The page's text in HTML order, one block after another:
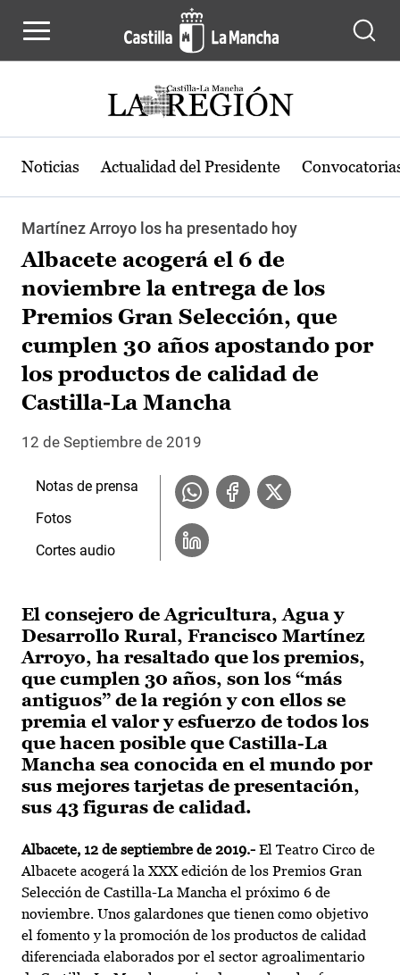
Noticias Actualidad del Presidente
Martínez Arroyo los ha presentado hoy
Albacete acogerá el 6 de
noviembre la entrega de los
Premios Gran Selección, que
cumplen 30 años apostando por
los productos de calidad de
Castilla-La Mancha
12 de Septiembre de 2019
El consejero de Agricultura, Agua y
Desarrollo Rural, Francisco Martínez
Arroyo, ha resaltado que los premios,
que cumplen 30 años, son los “más
antiguos” de la región y con ellos se
premia el valor y esfuerzo de todos los
que hacen posible que Castilla-La
Mancha sea conocida en el mundo por
sus mejores tarjetas de presentación,
sus 43 figuras de calidad.
Albacete, 12 de septiembre de 2019.- El Teatro Circo de
Albacete acogerá la XXX edición de los Premios Gran
Selección de Castilla-La Mancha el próximo 6 de
noviembre. Unos galardones que tienen como objetivo
el fomento y la promoción de los productos de calidad
diferenciada elaborados por el sector agroalimentario
Notas de prensa
Fotos
Cortes audio